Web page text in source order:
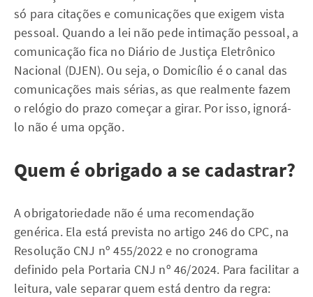
só para citações e comunicações que exigem vista
pessoal. Quando a lei não pede intimação pessoal, a
comunicação fica no Diário de Justiça Eletrônico
Nacional (DJEN). Ou seja, o Domicílio é o canal das
comunicações mais sérias, as que realmente fazem
o relógio do prazo começar a girar. Por isso, ignorá-
lo não é uma opção.
Quem é obrigado a se cadastrar?
A obrigatoriedade não é uma recomendação
genérica. Ela está prevista no artigo 246 do CPC, na
Resolução CNJ nº 455/2022 e no cronograma
definido pela Portaria CNJ nº 46/2024. Para facilitar a
leitura, vale separar quem está dentro da regra: